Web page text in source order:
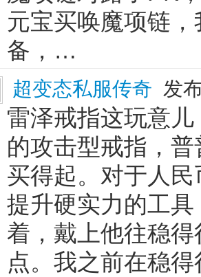
元宝买唤魔项链
备，…
超变态私服传奇 发
雷泽戒指这玩意
的攻击型戒指，
买得起。对于人
提升硬实力的工
着，戴上他往稳
点。我之前在稳